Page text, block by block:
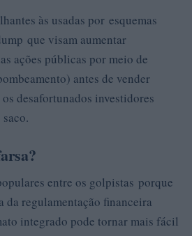
às usadas por esquemas
que visam aumentar
ações públicas por meio de
antes de vender
desafortunados investidores
entre os golpistas porque
da regulamentação financeira
integrado pode tornar mais fácil